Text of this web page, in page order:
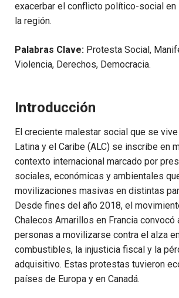
exacerbar el conflicto político-social
la región.
Palabras Clave: Protesta Social,
Violencia, Derechos, Democracia.
Introducción
El creciente malestar social que se
Latina y el Caribe (ALC) se inscribe en
contexto internacional marcado por
sociales, económicas y ambientales
movilizaciones masivas en distintas
Desde fines del año 2018, el
Chalecos Amarillos en Francia convocó
personas a movilizarse contra el alza
combustibles, la injusticia fiscal y la
adquisitivo. Estas protestas tuvieron
países de Europa y en Canadá.